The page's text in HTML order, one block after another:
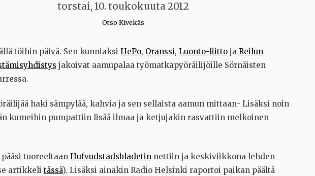
torstai, 10. toukokuuta 2012
Otso Kivekäs
töihin päivä. Sen kunniaksi HePo, Oranssi, Luonto-liittoja Reilun
jakoivat aamupalaa työmatkapyöräilijöille Sörnäisten
haki sämpylää, kahvia ja sen sellaista aamun mittaan- Lisäksi noin
kumeihin pumpattiin lisää ilmaa ja ketjujakin rasvattiin melkoinen
tuoreeltaan Hufvudstadsbladetinnettiin ja keskiviikkona lehden
artikkeli tässä). Lisäksi ainakin Radio Helsinki raportoi paikan päältä